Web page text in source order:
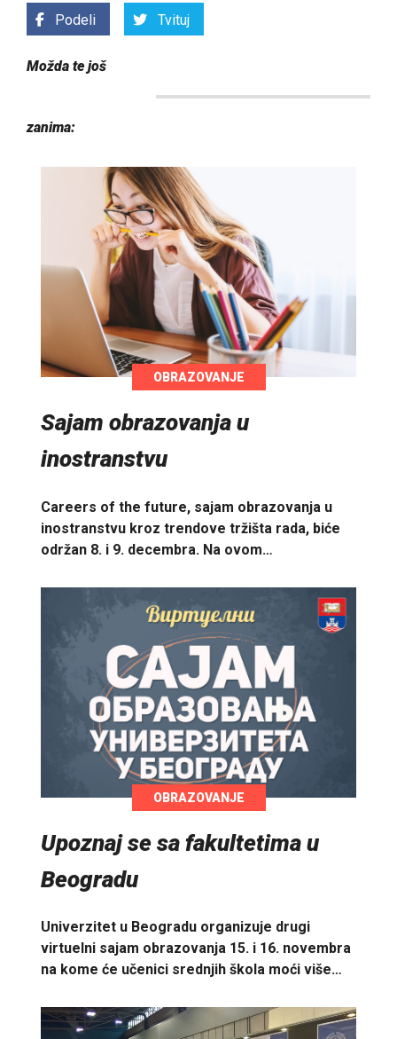
Podeli Tvituj
Možda te još
zanima:
OBRAZOVANJE
Sajam obrazovanja u
inostranstvu
Careers of the future, sajam obrazovanja u
inostranstvu kroz trendove tržišta rada, biće
održan 8. i 9. decembra. Na ovom…
OBRAZOVANJE
Upoznaj se sa fakultetima u
Beogradu
Univerzitet u Beogradu organizuje drugi
virtuelni sajam obrazovanja 15. i 16. novembra
na kome će učenici srednjih škola moći više…